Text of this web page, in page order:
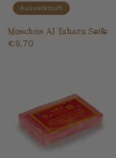
Moschus Al Tahara Seife
Normaler
€9,70
Ausverkauft